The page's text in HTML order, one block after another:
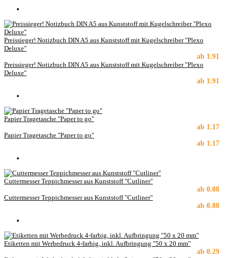
Preissieger! Notizbuch DIN A5 aus Kunststoff mit Kugelschreiber "Plexo
Deluxe"
ab 1.91
Preissieger! Notizbuch DIN A5 aus Kunststoff mit Kugelschreiber "Plexo
Deluxe"
ab 1.91
Papier Tragetasche "Paper to go"
ab 1.17
Papier Tragetasche "Paper to go"
ab 1.17
Cuttermesser Teppichmesser aus Kunststoff "Cutliner"
ab 0.88
Cuttermesser Teppichmesser aus Kunststoff "Cutliner"
ab 0.88
Etiketten mit Werbedruck 4-farbig, inkl. Aufbringung "50 x 20 mm"
ab 0.29